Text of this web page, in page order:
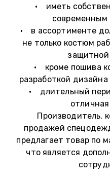
• иметь
современным
• в ассортименте
не только костюм
защитной
• кроме пошива
разработкой
• длительный
Производитель,
продажей
предлагает товар по
что является